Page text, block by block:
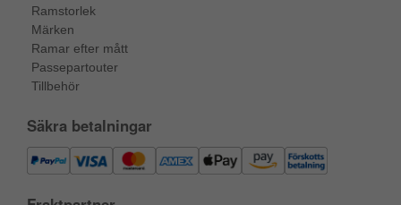
Ramstorlek
Märken
Ramar efter mått
Passepartouter
Tillbehör
Säkra betalningar